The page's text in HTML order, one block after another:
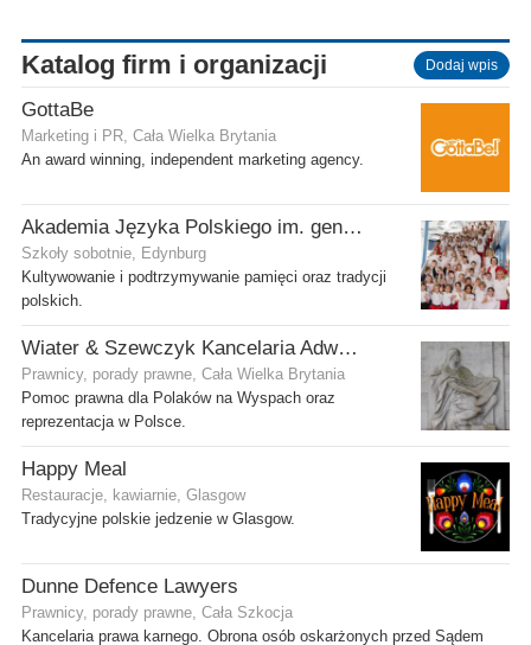
Katalog firm i organizacji Dodaj wpis
GottaBe
Marketing i PR, Cała Wielka Brytania
An award winning, independent marketing agency.
Akademia Języka Polskiego im. gen. Stanisława Maczka przy ECP
Szkoły sobotnie, Edynburg
Kultywowanie i podtrzymywanie pamięci oraz tradycji
polskich.
Wiater & Szewczyk Kancelaria Adwokacka
Prawnicy, porady prawne, Cała Wielka Brytania
Pomoc prawna dla Polaków na Wyspach oraz
reprezentacja w Polsce.
Happy Meal
Restauracje, kawiarnie, Glasgow
Tradycyjne polskie jedzenie w Glasgow.
Dunne Defence Lawyers
Prawnicy, porady prawne, Cała Szkocja
Kancelaria prawa karnego. Obrona osób oskarżonych przed Sądem